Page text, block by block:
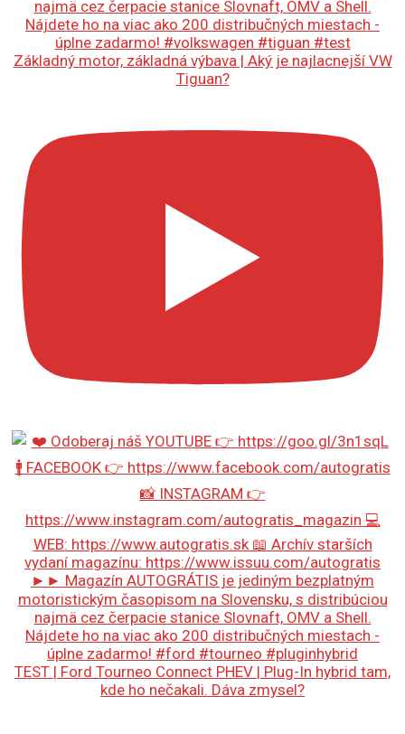
Základný motor, základná výbava | Aký je najlacnejší VW
Tiguan?
TEST | Ford Tourneo Connect PHEV | Plug-In hybrid tam,
kde ho nečakali. Dáva zmysel?